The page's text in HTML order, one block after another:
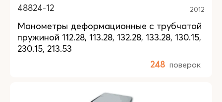
48824-12 2012
Манометры деформационные с трубчатой
пружиной 112.28, 113.28, 132.28, 133.28, 130.15,
230.15, 213.53
248 поверок